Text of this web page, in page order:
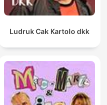
Ludruk Cak Kartolo dkk